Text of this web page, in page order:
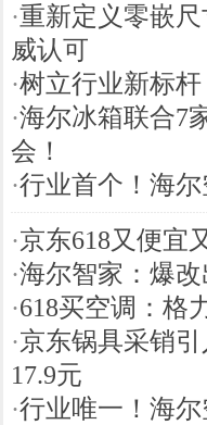
·重新定义零嵌
威认可
·树立行业新标
·海尔冰箱联合7
会！
·行业首个！海
·京东618又便宜
·海尔智家：爆
·618买空调：格
·京东锅具采销
17.9元
·行业唯一！海